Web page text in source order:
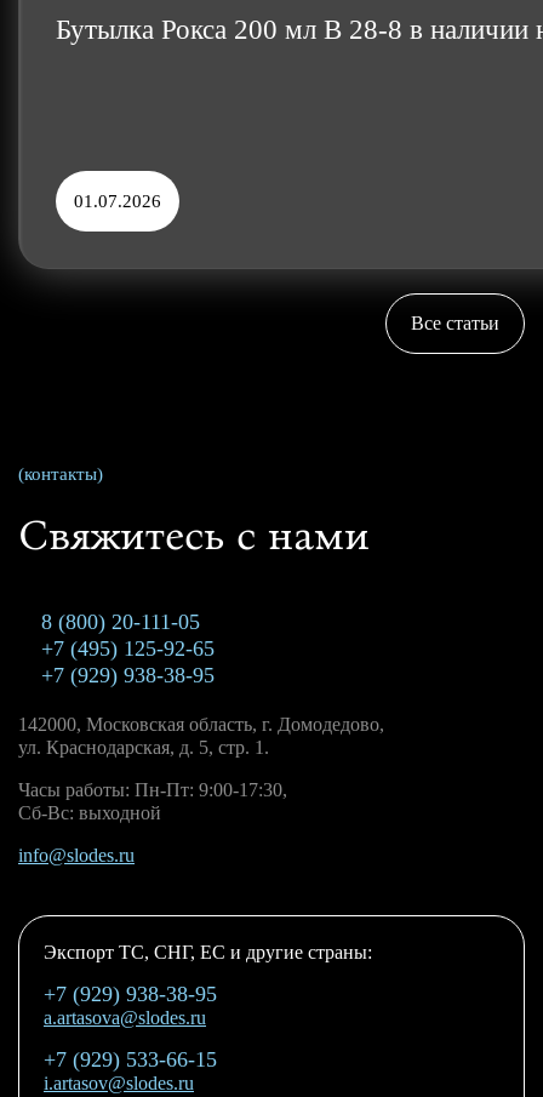
Бутылка Рокса 200 мл B 28-8 в
01.07.2026
Все статьи
(контакты)
Свяжитесь с нами
8 (800) 20-111-05
+7 (495) 125-92-65
+7 (929) 938-38-95
142000, Московская область, г. Домодедово,
ул. Краснодарская, д. 5, стр. 1.
Часы работы: Пн-Пт: 9:00-17:30,
Сб-Вс: выходной
info@slodes.ru
Экспорт ТС, СНГ, ЕС и другие страны:
+7 (929) 938-38-95
a.artasova@slodes.ru
+7 (929) 533-66-15
i.artasov@slodes.ru